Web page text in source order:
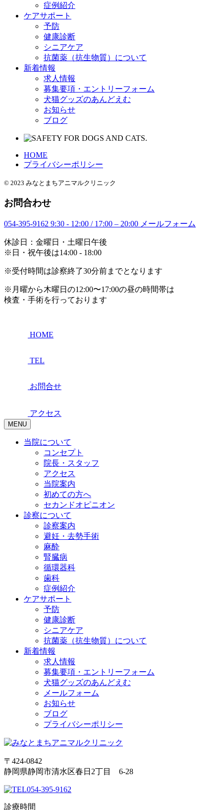
症例紹介
ケアサポート
予防
健康診断
シニアケア
抗菌薬（抗生物質）について
新着情報
求人情報
募集要項・エントリーフォーム
犬猫グッズのあんどえむ
お知らせ
ブログ
HOME
プライバシーポリシー
© 2023 みなとまちアニマルクリニック
お問合わせ
054-395-9162 9:30 - 12:00 / 17:00 – 20:00 メールフォーム
休診日：金曜日・土曜日午後
※日・祝午後は14:00 - 18:00
※受付時間は診察終了30分前までとなります
※月曜から木曜日の12:00〜17:00の昼の時間帯は
検査・手術を行っております
HOME
TEL
お問合せ
アクセス
MENU
当院について
コンセプト
院長・スタッフ
アクセス
当院案内
初めての方へ
セカンドオピニオン
診察について
診察案内
避妊・去勢手術
麻酔
腎臓病
循環器科
歯科
症例紹介
ケアサポート
予防
健康診断
シニアケア
抗菌薬（抗生物質）について
新着情報
求人情報
募集要項・エントリーフォーム
犬猫グッズのあんどえむ
メールフォーム
お知らせ
ブログ
プライバシーポリシー
〒424-0842
静岡県静岡市清水区春日2丁目 6-28
054-395-9162
診療時間